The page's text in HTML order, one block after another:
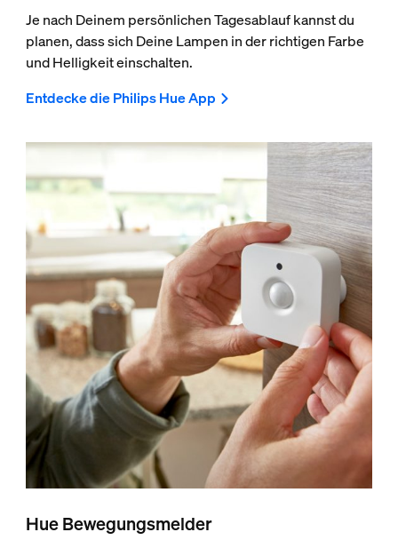
Je nach Deinem persönlichen Tagesablauf kannst du
planen, dass sich Deine Lampen in der richtigen Farbe
und Helligkeit einschalten.
Entdecke die Philips Hue App
Hue Bewegungsmelder